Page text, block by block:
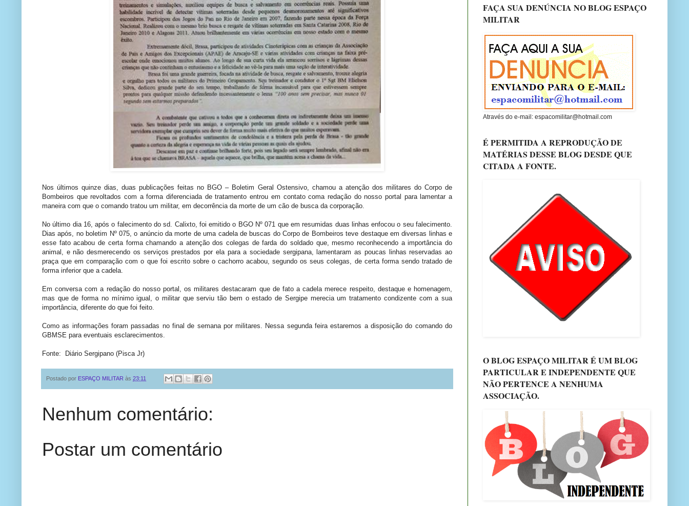
Nos últimos quinze dias, duas publicações feitas no BGO – Boletim Geral Ostensivo, chamou a atenção dos militares do Corpo de
Bombeiros que revoltados com a forma diferenciada de tratamento entrou em contato coma redação do nosso portal para lamentar a
maneira com que o comando tratou um militar, em decorrência da morte de um cão de busca da corporação.
No último dia 16, após o falecimento do sd. Calixto, foi emitido o BGO Nº 071 que em resumidas duas linhas enfocou o seu falecimento.
Dias após, no boletim Nº 075, o anúncio da morte de uma cadela de buscas do Corpo de Bombeiros teve destaque em diversas linhas e
esse fato acabou de certa forma chamando a atenção dos colegas de farda do soldado que, mesmo reconhecendo a importância do
animal, e não desmerecendo os serviços prestados por ela para a sociedade sergipana, lamentaram as poucas linhas reservadas ao
praça que em comparação com o que foi escrito sobre o cachorro acabou, segundo os seus colegas, de certa forma sendo tratado de
forma inferior que a cadela.
Em conversa com a redação do nosso portal, os militares destacaram que de fato a cadela merece respeito, destaque e homenagem,
mas que de forma no mínimo igual, o militar que serviu tão bem o estado de Sergipe merecia um tratamento condizente com a sua
importância, diferente do que foi feito.
Como as informações foram passadas no final de semana por militares. Nessa segunda feira estaremos a disposição do comando do
GBMSE para eventuais esclarecimentos.
Fonte: Diário Sergipano (Pisca Jr)
Postado por ESPAÇO MILITAR às 23:11
Nenhum comentário:
Postar um comentário
FAÇA SUA DENÚNCIA NO BLOG ESPAÇO
MILITAR
Através do e-mail: espacomilitar@hotmail.com
É PERMITIDA A REPRODUÇÃO DE
MATÉRIAS DESSE BLOG DESDE QUE
CITADA A FONTE.
O BLOG ESPAÇO MILITAR É UM BLOG
PARTICULAR E INDEPENDENTE QUE
NÃO PERTENCE A NENHUMA
ASSOCIAÇÃO.